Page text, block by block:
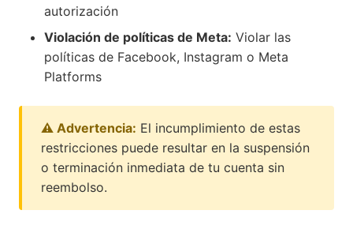
autorización
Violación de políticas de Meta: Violar las
políticas de Facebook, Instagram o Meta
Platforms
⚠️ Advertencia: El incumplimiento de estas
restricciones puede resultar en la suspensión
o terminación inmediata de tu cuenta sin
reembolso.